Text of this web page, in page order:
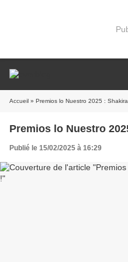
Accueil » Premios lo Nuestro 2025 :
Premios lo Nuestro
Publié le 15/02/2025 à 16:29